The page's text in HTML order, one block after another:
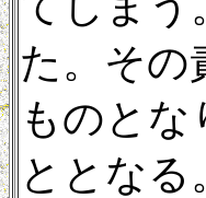
た。その
ものと
ととなる